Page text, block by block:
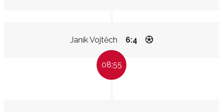
Janík Vojtěch 6:4
08:55